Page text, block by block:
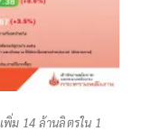
พิ่ม 14 ล้านลิตรใน 1